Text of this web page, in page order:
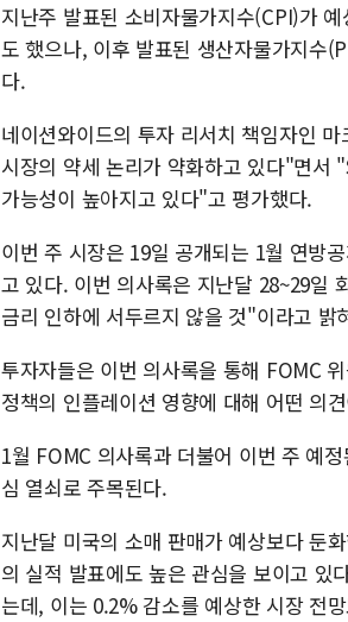
지난주 발표된 소비자물가지수(CPI)가
도 했으나, 이후 발표된 생산자물가지수
다.
네이션와이드의 투자 리서치 책임자인
시장의 약세 논리가 약화하고 있다"면서
가능성이 높아지고 있다"고 평가했다.
이번 주 시장은 19일 공개되는 1월 연방
고 있다. 이번 의사록은 지난달 28~29일
금리 인하에 서두르지 않을 것"이라고 밝
투자자들은 이번 의사록을 통해 FOMC
정책의 인플레이션 영향에 대해 어떤 의
1월 FOMC 의사록과 더불어 이번 주 예
심 열쇠로 주목된다.
지난달 미국의 소매 판매가 예상보다 둔
의 실적 발표에도 높은 관심을 보이고 있
는데, 이는 0.2% 감소를 예상한 시장 전